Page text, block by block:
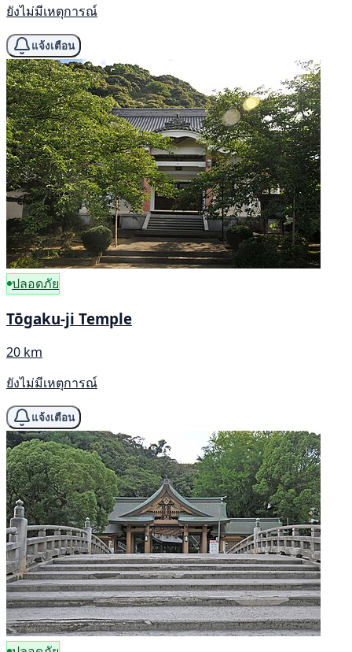
ยังไม่มีเหตุการณ์
แจ้งเตือน
ปลอดภัย
Tōgaku-ji Temple
20 km
ยังไม่มีเหตุการณ์
แจ้งเตือน